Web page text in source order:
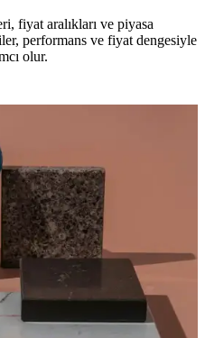
fiyat aralıkları ve piyasa
performans ve fiyat dengesiyle
olur.